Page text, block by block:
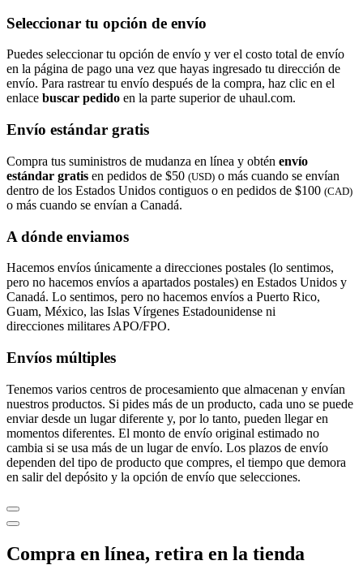
Seleccionar tu opción de envío
Puedes seleccionar tu opción de envío y ver el costo total de envío
en la página de pago una vez que hayas ingresado tu dirección de
envío. Para rastrear tu envío después de la compra, haz clic en el
enlace buscar pedido​​​​​​​ en la parte superior de uhaul.com.
Envío estándar gratis
Compra tus suministros de mudanza en línea y obtén envío
estándar gratis en pedidos de $50 (USD) o más cuando se envían
dentro de los Estados Unidos contiguos o en pedidos de $100 (CAD)
o más cuando se envían a Canadá.
A dónde enviamos
Hacemos envíos únicamente a direcciones postales (lo sentimos,
pero no hacemos envíos a apartados postales) en Estados Unidos y
Canadá. Lo sentimos, pero no hacemos envíos a Puerto Rico,
Guam, México, las Islas Vírgenes Estadounidense ni
direcciones militares APO/FPO.
Envíos múltiples
Tenemos varios centros de procesamiento que almacenan y envían
nuestros productos. Si pides más de un producto, cada uno se puede
enviar desde un lugar diferente y, por lo tanto, pueden llegar en
momentos diferentes. El monto de envío original estimado no
cambia si se usa más de un lugar de envío. Los plazos de envío
dependen del tipo de producto que compres, el tiempo que demora
en salir del depósito y la opción de envío que selecciones.
Compra en línea, retira en la tienda